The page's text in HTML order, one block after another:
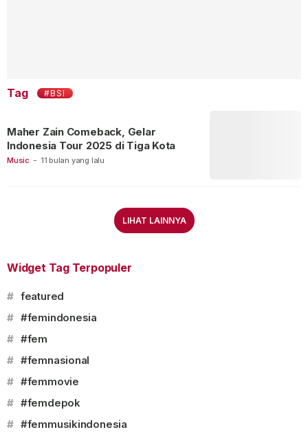
Tag #BSI
Music - 11 bulan yang lalu
Maher Zain Comeback, Gelar
Indonesia Tour 2025 di Tiga Kota
LIHAT LAINNYA
Widget Tag Terpopuler
# featured
# #femindonesia
# #fem
# #femnasional
# #femmovie
# #femdepok
# #femmusikindonesia